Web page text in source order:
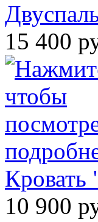
15 400
Кровать
10 900